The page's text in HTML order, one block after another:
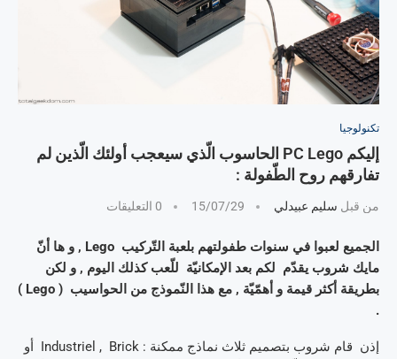
تكنولوجيا
إليكم PC Lego الحاسوب الّذي سيعجب أولئك الّذين لم
تفارقهم روح الطّفولة :
من قبل سليم عبيدلي 15/07/29 0 التعليقات
الجميع لعبوا في سنوات طفولتهم بلعبة التّركيب Lego , و ها أنّ
مايك شروب يقدّم لكم بعد الإمكانيّة للّعب كذلك اليوم , و لكن
بطريقة أكثر قيمة و أهمّيّة , مع هذا النّموذج من الحواسيب ( Lego )
.
إذن قام شروب بتصميم ثلاث نماذج ممكنة : Industriel , Brick أو